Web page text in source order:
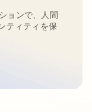
ョンで、人間
ティティを保